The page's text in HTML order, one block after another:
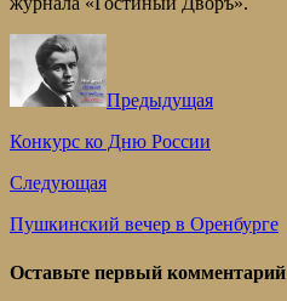
Предыдущая
Конкурс ко Дню России
Следующая
Пушкинский вечер в Оренбурге
Оставьте первый комментарий